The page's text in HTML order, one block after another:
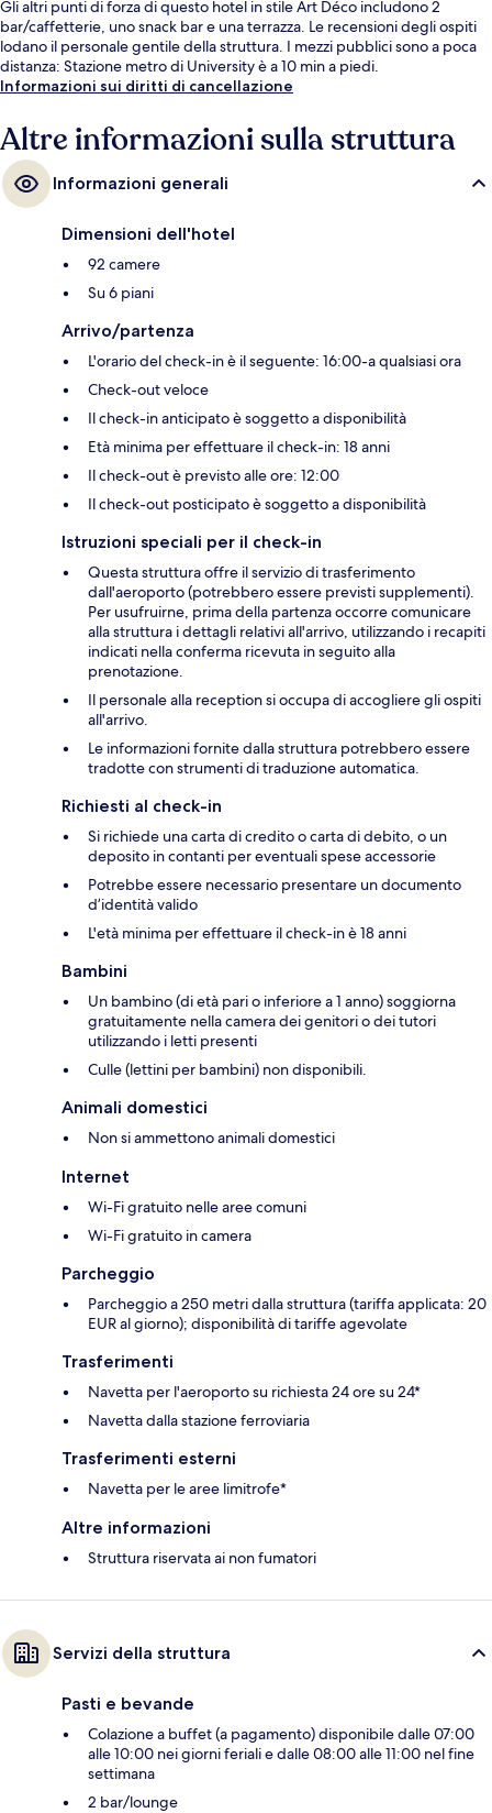
Gli altri punti di forza di questo hotel in stile Art Déco includono 2
bar/caffetterie, uno snack bar e una terrazza. Le recensioni degli ospiti
lodano il personale gentile della struttura. I mezzi pubblici sono a poca
distanza: Stazione metro di University è a 10 min a piedi.
Informazioni sui diritti di cancellazione
Altre informazioni sulla struttura
Informazioni generali
Dimensioni dell'hotel
92 camere
Su 6 piani
Arrivo/partenza
L'orario del check-in è il seguente: 16:00-a qualsiasi ora
Check-out veloce
Il check-in anticipato è soggetto a disponibilità
Età minima per effettuare il check-in: 18 anni
Il check-out è previsto alle ore: 12:00
Il check-out posticipato è soggetto a disponibilità
Istruzioni speciali per il check-in
Questa struttura offre il servizio di trasferimento
dall'aeroporto (potrebbero essere previsti supplementi).
Per usufruirne, prima della partenza occorre comunicare
alla struttura i dettagli relativi all'arrivo, utilizzando i recapiti
indicati nella conferma ricevuta in seguito alla
prenotazione.
Il personale alla reception si occupa di accogliere gli ospiti
all'arrivo.
Le informazioni fornite dalla struttura potrebbero essere
tradotte con strumenti di traduzione automatica.
Richiesti al check-in
Si richiede una carta di credito o carta di debito, o un
deposito in contanti per eventuali spese accessorie
Potrebbe essere necessario presentare un documento
d’identità valido
L'età minima per effettuare il check-in è 18 anni
Bambini
Un bambino (di età pari o inferiore a 1 anno) soggiorna
gratuitamente nella camera dei genitori o dei tutori
utilizzando i letti presenti
Culle (lettini per bambini) non disponibili.
Animali domestici
Non si ammettono animali domestici
Internet
Wi-Fi gratuito nelle aree comuni
Wi-Fi gratuito in camera
Parcheggio
Parcheggio a 250 metri dalla struttura (tariffa applicata: 20
EUR al giorno); disponibilità di tariffe agevolate
Trasferimenti
Navetta per l'aeroporto su richiesta 24 ore su 24*
Navetta dalla stazione ferroviaria
Trasferimenti esterni
Navetta per le aree limitrofe*
Altre informazioni
Struttura riservata ai non fumatori
Servizi della struttura
Pasti e bevande
Colazione a buffet (a pagamento) disponibile dalle 07:00
alle 10:00 nei giorni feriali e dalle 08:00 alle 11:00 nel fine
settimana
2 bar/lounge